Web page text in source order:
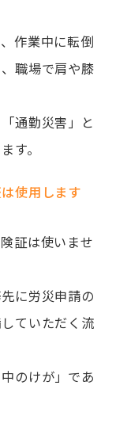
作業中に転倒
職場で肩や膝
通勤災害」と
す。
使用します
証は使いませ
に労災申請の
ていただく流
のけが」であ